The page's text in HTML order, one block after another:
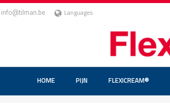
info@tilman.be Languages
HOME PIJN FLEXICREAM®